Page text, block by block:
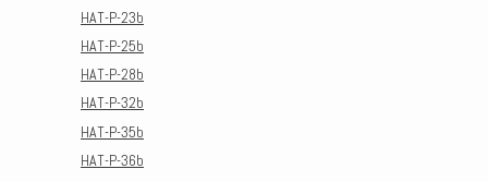
HAT-P-23b
HAT-P-25b
HAT-P-28b
HAT-P-32b
HAT-P-35b
HAT-P-36b